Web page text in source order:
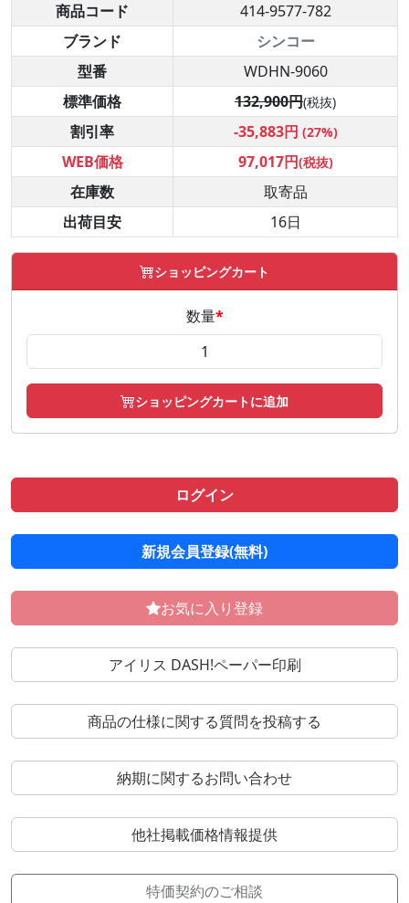
商品コード
414-9577-782
ブランド
シンコー
型番
WDHN-9060
標準価格
132,900円(税抜)
割引率 -35,883円 (27%)
WEB価格 97,017円(税抜)
在庫数
取寄品
出荷目安
16日
ショッピングカート
数量*
ショッピングカートに追加
ログイン
新規会員登録(無料)
お気に入り登録
アイリス DASH!ペーパー印刷
商品の仕様に関する質問を投稿する
納期に関するお問い合わせ
他社掲載価格情報提供
特価契約のご相談